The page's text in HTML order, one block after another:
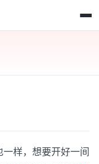
样，想要开好一间